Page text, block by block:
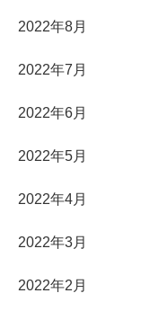
2022年8月
2022年7月
2022年6月
2022年5月
2022年4月
2022年3月
2022年2月